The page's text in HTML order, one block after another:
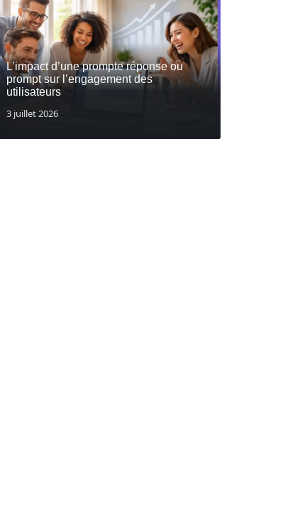
L’impact d’une prompte réponse ou
prompt sur l’engagement des
utilisateurs
3 juillet 2026